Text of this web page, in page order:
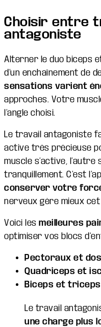
Choisir entre
antagoniste
Alterner le duo biceps
d’un enchaînement de
sensations varient
approches. Votre
l’angle choisi.
Le travail antagoniste
active très précieuse
muscle s’active,
tranquillement. C’est
conserver votre
nerveux gère mieux
Voici les meilleures
optimiser vos blocs
Pectoraux et dos
Quadriceps et
Biceps et triceps
Le travail
une charge plus